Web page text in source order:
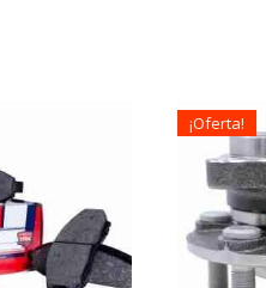
¡Oferta!